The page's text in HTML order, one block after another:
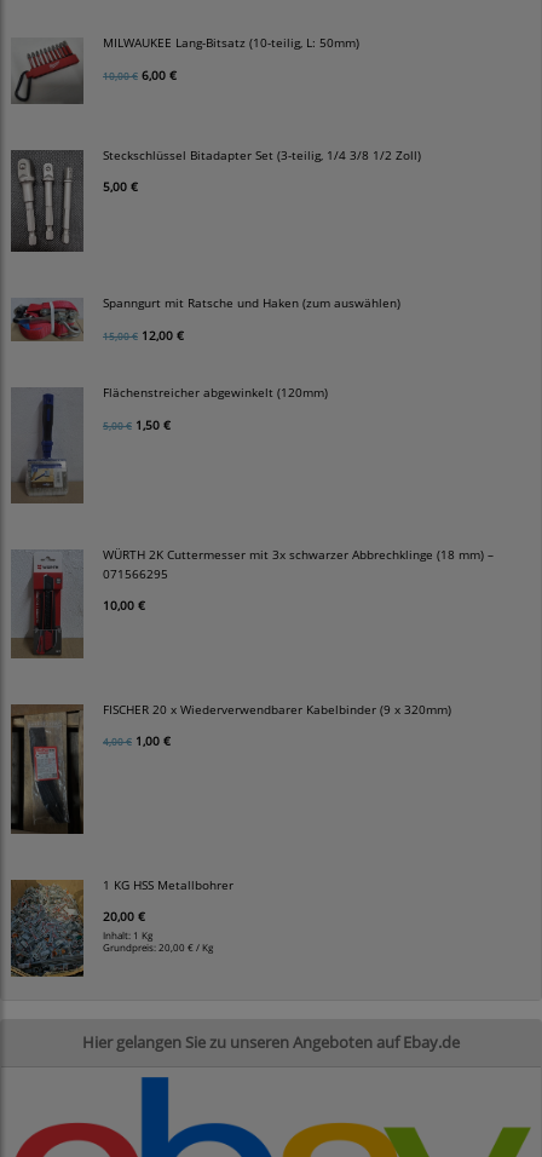
MILWAUKEE Lang-Bitsatz (10-teilig, L: 50mm)
10,00 € 6,00 €
Steckschlüssel Bitadapter Set (3-teilig, 1/4 3/8 1/2 Zoll)
5,00 €
Spanngurt mit Ratsche und Haken (zum auswählen)
15,00 € 12,00 €
Flächenstreicher abgewinkelt (120mm)
5,00 € 1,50 €
WÜRTH 2K Cuttermesser mit 3x schwarzer Abbrechklinge (18 mm) –
071566295
10,00 €
FISCHER 20 x Wiederverwendbarer Kabelbinder (9 x 320mm)
4,00 € 1,00 €
1 KG HSS Metallbohrer
20,00 €
Inhalt: 1 Kg
Grundpreis: 20,00 € / Kg
Hier gelangen Sie zu unseren Angeboten auf Ebay.de